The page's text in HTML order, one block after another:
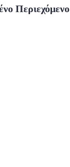
Περιεχόμενο